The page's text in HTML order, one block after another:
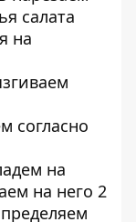
салата
на
согласно
на
на него 2